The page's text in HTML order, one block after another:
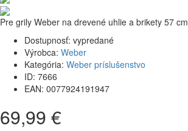
Pre grily Weber na drevené uhlie a brikety 57 cm
Dostupnosť: vypredané
Výrobca: Weber
Kategória: Weber príslušenstvo
ID: 7666
EAN: 0077924191947
69,99 €